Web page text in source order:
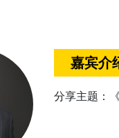
嘉宾介
分享主题：